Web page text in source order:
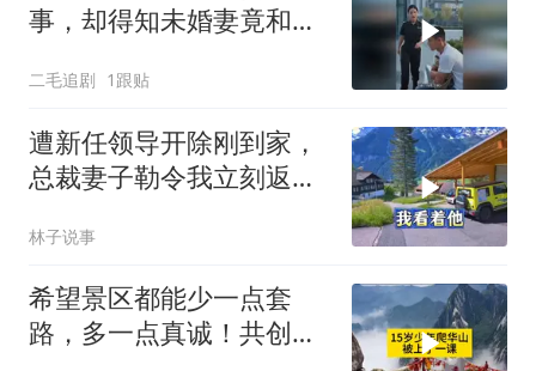
事，却得知未婚妻竟和别
二毛追剧 1跟贴
遭新任领导开除刚到家，
总裁妻子勒令我立刻返
林子说事
希望景区都能少一点套
路，多一点真诚！共创良